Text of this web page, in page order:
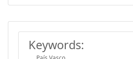
Keywords: